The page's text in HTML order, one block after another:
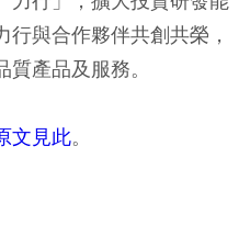
與合作夥伴共創共榮，
產品及服務。
文見此。